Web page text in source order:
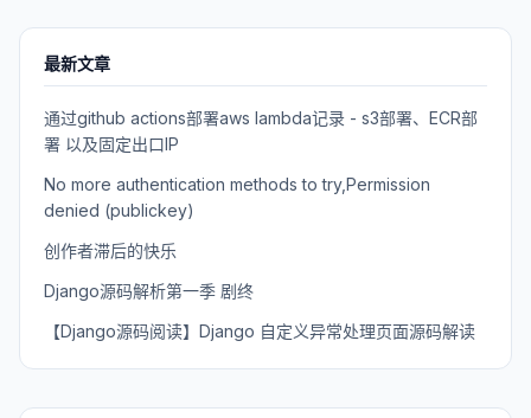
最新文章
通过github actions部署aws lambda记录 - s3部署、ECR部
署 以及固定出口IP
No more authentication methods to try,Permission
denied (publickey)
创作者滞后的快乐
Django源码解析第一季 剧终
【Django源码阅读】Django 自定义异常处理页面源码解读